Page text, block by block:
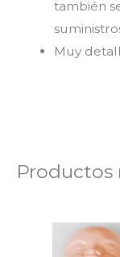
también
Muy
Productos